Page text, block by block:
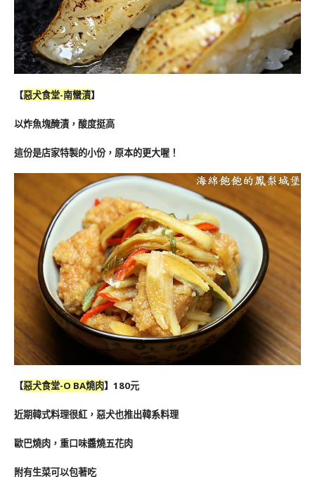
【惡犬食堂-南蠻漬】
以炸魚塊醃漬，酸度挺高
這份是店家特製的小份，原本的更大喔！
【惡犬食堂-O BA燒肉】180元
近期韓式料理很紅，惡犬也推出韓系料理
歐巴燒肉，重口味醬燒五花肉
附有生菜可以包著吃